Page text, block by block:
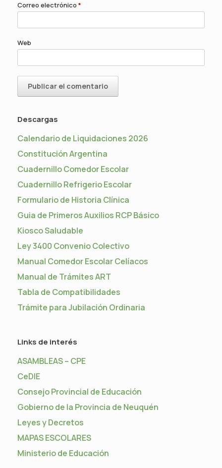
Correo electrónico *
Web
Descargas
Calendario de Liquidaciones 2026
Constitución Argentina
Cuadernillo Comedor Escolar
Cuadernillo Refrigerio Escolar
Formulario de Historia Clínica
Guia de Primeros Auxilios RCP Básico
Kiosco Saludable
Ley 3400 Convenio Colectivo
Manual Comedor Escolar Celíacos
Manual de Trámites ART
Tabla de Compatibilidades
Trámite para Jubilación Ordinaria
Links de interés
ASAMBLEAS – CPE
CeDIE
Consejo Provincial de Educación
Gobierno de la Provincia de Neuquén
Leyes y Decretos
MAPAS ESCOLARES
Ministerio de Educación